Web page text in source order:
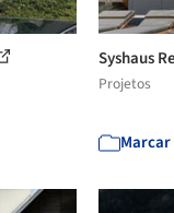
Syshaus
Projetos
Marcar